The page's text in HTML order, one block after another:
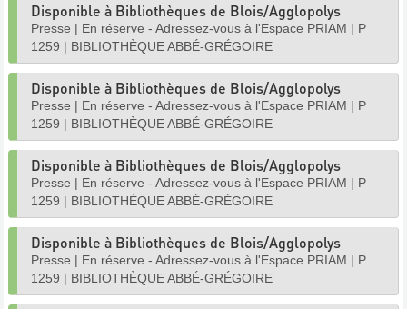
Disponible à Bibliothèques de Blois/Agglopolys
Presse | En réserve - Adressez-vous à l'Espace PRIAM | P
1259 | BIBLIOTHÈQUE ABBÉ-GRÉGOIRE
Disponible à Bibliothèques de Blois/Agglopolys
Presse | En réserve - Adressez-vous à l'Espace PRIAM | P
1259 | BIBLIOTHÈQUE ABBÉ-GRÉGOIRE
Disponible à Bibliothèques de Blois/Agglopolys
Presse | En réserve - Adressez-vous à l'Espace PRIAM | P
1259 | BIBLIOTHÈQUE ABBÉ-GRÉGOIRE
Disponible à Bibliothèques de Blois/Agglopolys
Presse | En réserve - Adressez-vous à l'Espace PRIAM | P
1259 | BIBLIOTHÈQUE ABBÉ-GRÉGOIRE